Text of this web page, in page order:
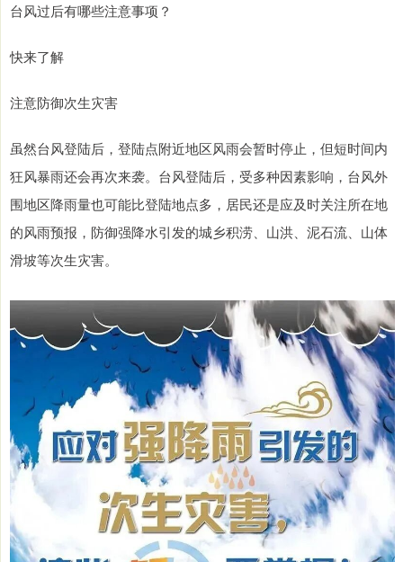
台风过后有哪些注意事项？
快来了解
注意防御次生灾害
虽然台风登陆后，登陆点附近地区风雨会暂时停止，但短时间内
狂风暴雨还会再次来袭。台风登陆后，受多种因素影响，台风外
围地区降雨量也可能比登陆地点多，居民还是应及时关注所在地
的风雨预报，防御强降水引发的城乡积涝、山洪、泥石流、山体
滑坡等次生灾害。